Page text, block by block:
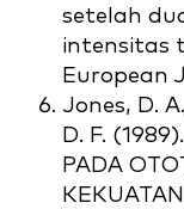
setelah
intensitas
European
Jones, D.
D. F.
PADA